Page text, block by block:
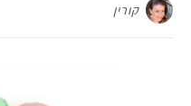
קורין